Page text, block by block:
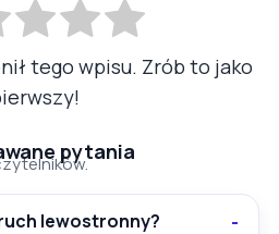
tego wpisu. Zrób to jako
pytania
lewostronny?